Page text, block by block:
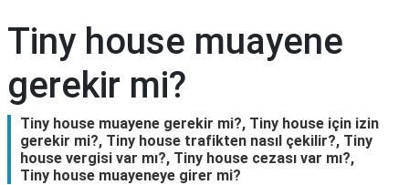
Tiny house muayene
gerekir mi?
Tiny house muayene gerekir mi?, Tiny house için izin
gerekir mi?, Tiny house trafikten nasıl çekilir?, Tiny
house vergisi var mı?, Tiny house cezası var mı?,
Tiny house muayeneye girer mi?